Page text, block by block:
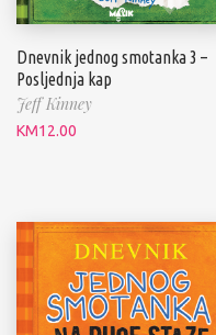
Dnevnik jednog smotanka 3 –
Posljednja kap
Jeff Kinney
KM12.00